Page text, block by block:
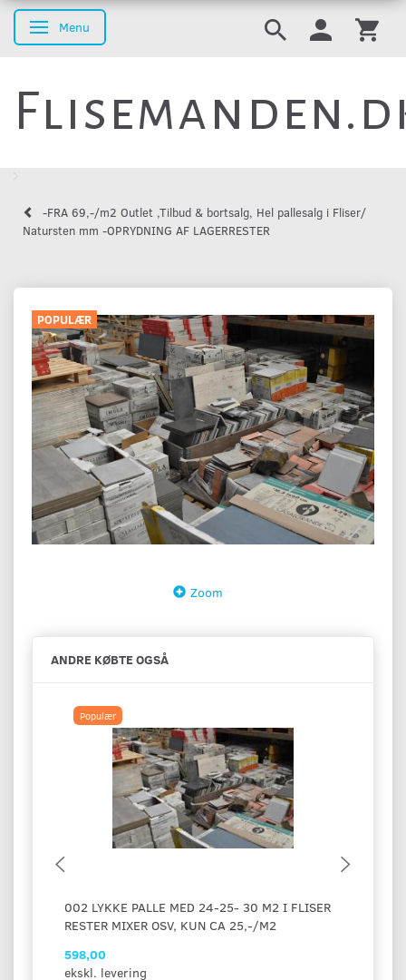
Skifte navigation
Menu
-FRA 69,-/m2 Outlet ,Tilbud & bortsalg, Hel pallesalg i Fliser/
Natursten mm -OPRYDNING AF LAGERRESTER
POPULÆR
Zoom
ANDRE KØBTE OGSÅ
Populær
002 LYKKE PALLE MED 24-25- 30 M2 I FLISER
RESTER MIXER OSV, KUN CA 25,-/M2
598,00
ekskl. levering